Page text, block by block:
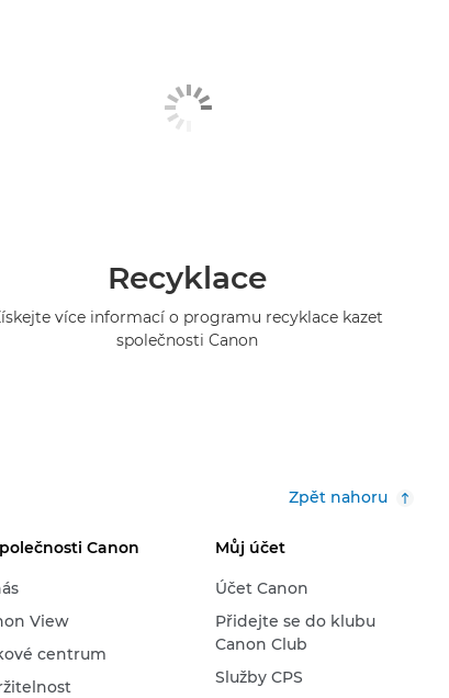
Recyklace
více informací o programu recyklace kazet
společnosti Canon
Zpět nahoru
Canon
View
centrum
Můj účet
Účet Canon
Přidejte se do klubu
Canon Club
Služby CPS